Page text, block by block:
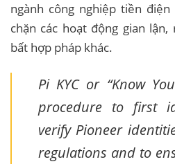
ngành công nghiệp tiền
chặn các hoạt động gian
bất hợp pháp khác.
Pi KYC or “Know
procedure to first
verify Pioneer
regulations and to